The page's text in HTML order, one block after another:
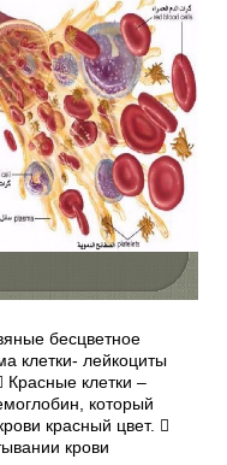
бесцветное
клетки- лейкоциты
Красные клетки –
который
красный цвет. 
крови